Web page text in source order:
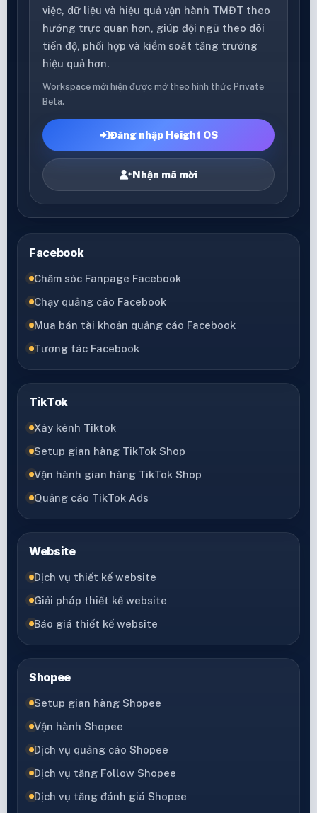
việc, dữ liệu và hiệu quả vận hành TMĐT theo
hướng trực quan hơn, giúp đội ngũ theo dõi
tiến độ, phối hợp và kiểm soát tăng trưởng
hiệu quả hơn.
Workspace mới hiện được mở theo hình thức Private
Beta.
Đăng nhập Height OS
Nhận mã mời
Facebook
Chăm sóc Fanpage Facebook
Chạy quảng cáo Facebook
Mua bán tài khoản quảng cáo Facebook
Tương tác Facebook
TikTok
Xây kênh Tiktok
Setup gian hàng TikTok Shop
Vận hành gian hàng TikTok Shop
Quảng cáo TikTok Ads
Website
Dịch vụ thiết kế website
Giải pháp thiết kế website
Báo giá thiết kế website
Shopee
Setup gian hàng Shopee
Vận hành Shopee
Dịch vụ quảng cáo Shopee
Dịch vụ tăng Follow Shopee
Dịch vụ tăng đánh giá Shopee